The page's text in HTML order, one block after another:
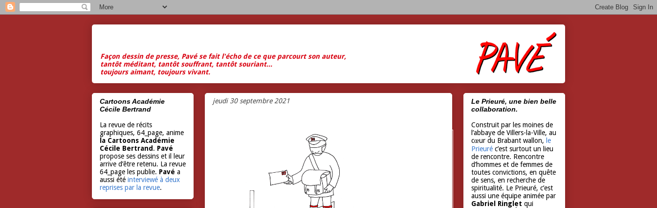
Façon dessin de presse, Pavé se fait l'écho de ce que parcourt son auteur,
tantôt méditant, tantôt souffrant, tantôt souriant...
toujours aimant, toujours vivant.
jeudi 30 septembre 2021
Cartoons Académie
Cécile Bertrand
La revue de récits
graphiques, 64_page, anime
la Cartoons Académie
Cécile Bertrand. Pavé
propose ses dessins et il leur
arrive d’être retenu. La revue
64_page les publie. Pavé a
aussi été interviewé à deux
reprises par la revue.
Le Prieuré, une bien belle
collaboration.
Construit par les moines de
l’abbaye de Villers-la-Ville, au
cœur du Brabant wallon, le
Prieuré c’est surtout un lieu
de rencontre. Rencontre
d’hommes et de femmes de
toutes convictions, en quête
de sens, en recherche de
spiritualité. Le Prieuré, c’est
aussi une équipe animée par
Gabriel Ringlet qui